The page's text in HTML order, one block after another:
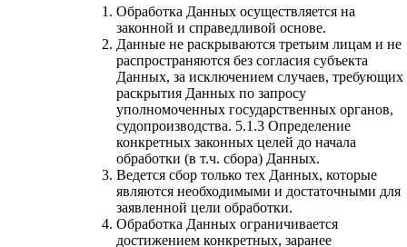
Обработка Данных осуществляется на
законной и справедливой основе.
Данные не раскрываются третьим лицам и не
распространяются без согласия субъекта
Данных, за исключением случаев, требующих
раскрытия Данных по запросу
уполномоченных государственных органов,
судопроизводства. 5.1.3 Определение
конкретных законных целей до начала
обработки (в т.ч. сбора) Данных.
Ведется сбор только тех Данных, которые
являются необходимыми и достаточными для
заявленной цели обработки.
Обработка Данных ограничивается
достижением конкретных, заранее